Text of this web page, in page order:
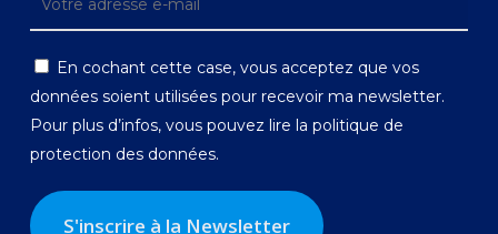
En cochant cette case, vous acceptez que vos
données soient utilisées pour recevoir ma newsletter.
Pour plus d’infos, vous pouvez lire la politique de
protection des données.